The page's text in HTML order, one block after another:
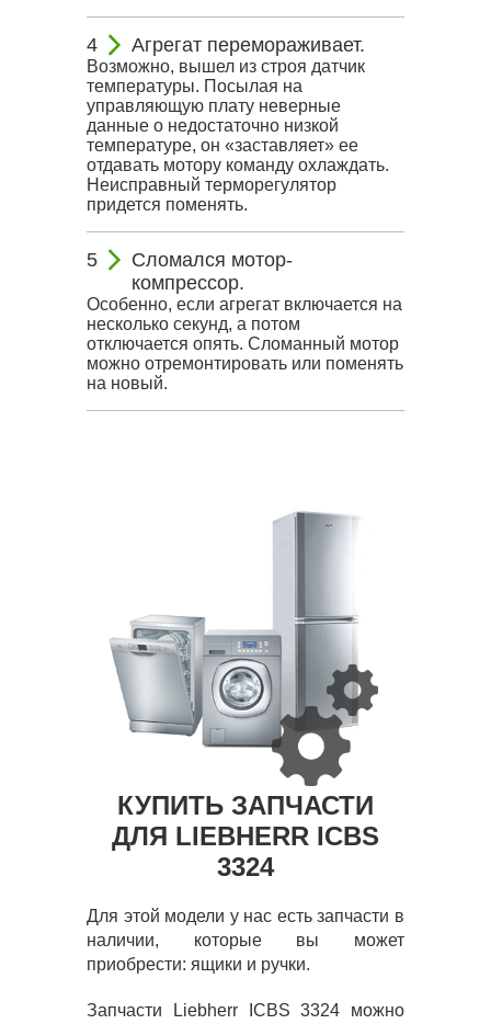
Агрегат перемораживает.
Возможно, вышел из строя датчик
температуры. Посылая на
управляющую плату неверные
данные о недостаточно низкой
температуре, он «заставляет» ее
отдавать мотору команду охлаждать.
Неисправный терморегулятор
придется поменять.
Сломался мотор-
компрессор.
Особенно, если агрегат включается на
несколько секунд, а потом
отключается опять. Сломанный мотор
можно отремонтировать или поменять
на новый.
КУПИТЬ ЗАПЧАСТИ
ДЛЯ LIEBHERR ICBS
3324
Для этой модели у нас есть запчасти в
наличии, которые вы может
приобрести: ящики и ручки.
Запчасти Liebherr ICBS 3324 можно